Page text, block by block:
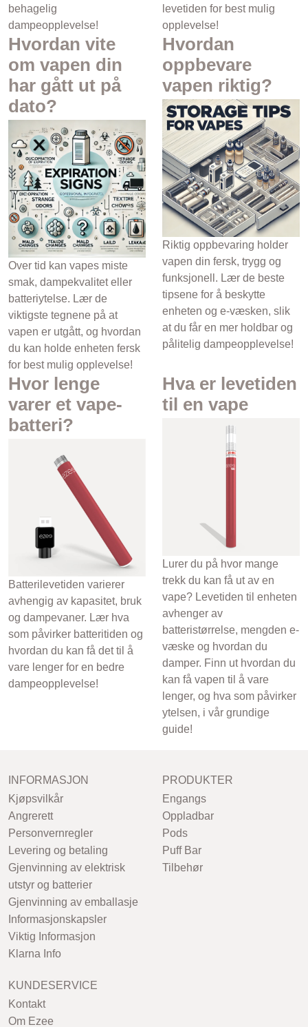
behagelig
dampeopplevelse!
levetiden for best mulig
opplevelse!
Hvordan vite
om vapen din
har gått ut på
dato?
Over tid kan vapes miste
smak, dampekvalitet eller
batteriytelse. Lær de
viktigste tegnene på at
vapen er utgått, og hvordan
du kan holde enheten fersk
for best mulig opplevelse!
Hvordan
oppbevare
vapen riktig?
Riktig oppbevaring holder
vapen din fersk, trygg og
funksjonell. Lær de beste
tipsene for å beskytte
enheten og e-væsken, slik
at du får en mer holdbar og
pålitelig dampeopplevelse!
Hvor lenge
varer et vape-
batteri?
Batterilevetiden varierer
avhengig av kapasitet, bruk
og dampevaner. Lær hva
som påvirker batteritiden og
hvordan du kan få det til å
vare lenger for en bedre
dampeopplevelse!
Hva er levetiden
til en vape
Lurer du på hvor mange
trekk du kan få ut av en
vape? Levetiden til enheten
avhenger av
batteristørrelse, mengden e-
væske og hvordan du
damper. Finn ut hvordan du
kan få vapen til å vare
lenger, og hva som påvirker
ytelsen, i vår grundige
guide!
INFORMASJON
Kjøpsvilkår
Angrerett
Personvernregler
Levering og betaling
Gjenvinning av elektrisk
utstyr og batterier
Gjenvinning av emballasje
Informasjonskapsler
Viktig Informasjon
Klarna Info
PRODUKTER
Engangs
Oppladbar
Pods
Puff Bar
Tilbehør
KUNDESERVICE
Kontakt
Om Ezee